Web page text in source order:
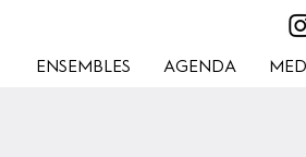
ENSEMBLES AGENDA